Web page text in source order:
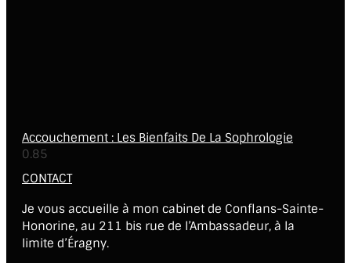
Accouchement : Les Bienfaits De La Sophrologie
CONTACT
Je vous accueille à mon cabinet de Conflans-Sainte-
Honorine, au 211 bis rue de l’Ambassadeur, à la
limite d’Éragny.